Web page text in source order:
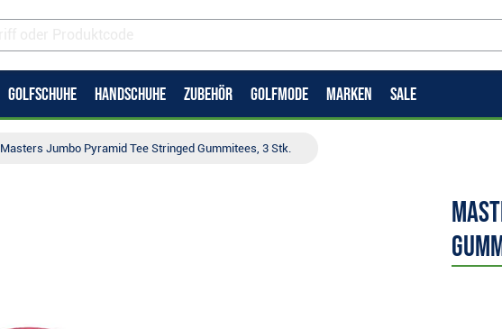
GOLFSCHUHE HANDSCHUHE ZUBEHÖR GOLFMODE MARKEN SALE
Masters Jumbo Pyramid Tee Stringed Gummitees, 3 Stk.